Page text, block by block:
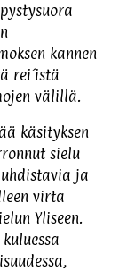
kannen
rei´istä
välillä.
käsityksen
sielu
ja
virta
Yliseen.